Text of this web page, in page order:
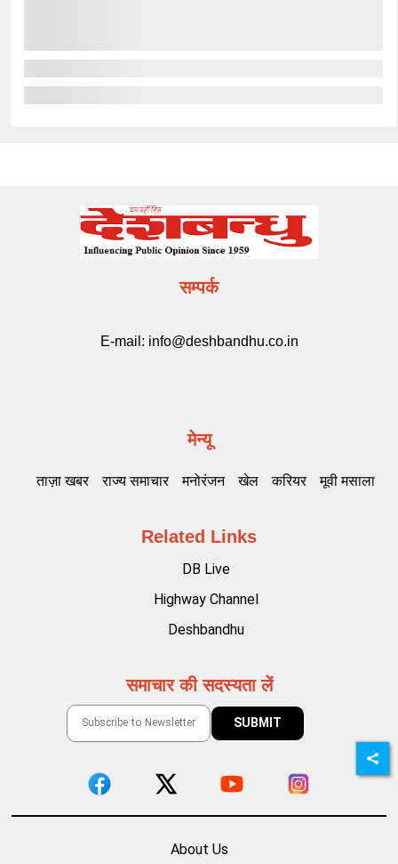
सम्पर्क
E-mail: info@deshbandhu.co.in
मेन्यू
ताज़ा खबर राज्य समाचार मनोरंजन खेल करियर मूवी मसाला
Related Links
DB Live
Highway Channel
Deshbandhu
समाचार की सदस्यता लें
About Us